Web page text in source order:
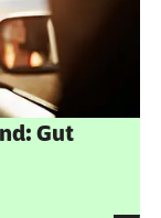
Gut